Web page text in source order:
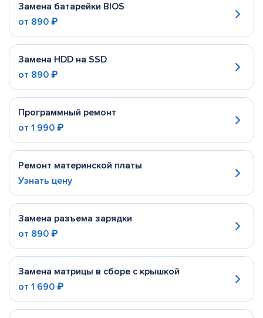
Замена батарейки BIOS
от 890 ₽
Замена HDD на SSD
от 890 ₽
Программный ремонт
от 1 990 ₽
Ремонт материнской платы
Узнать цену
Замена разъема зарядки
от 890 ₽
Замена матрицы в сборе с крышкой
от 1 690 ₽